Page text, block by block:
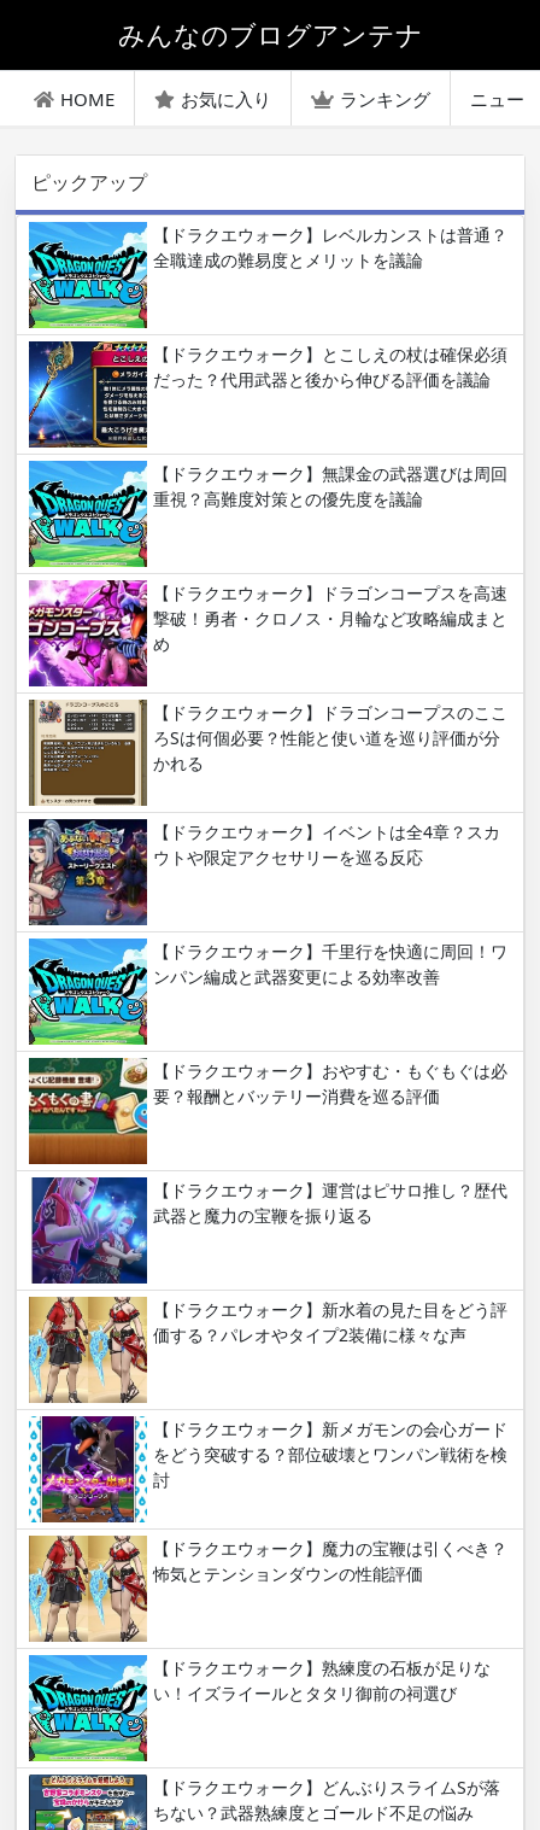
みんなのブログアンテナ
HOME お気に入り ランキング ニュー
ピックアップ
【ドラクエウォーク】レベルカンストは普通？
全職達成の難易度とメリットを議論
【ドラクエウォーク】とこしえの杖は確保必須
だった？代用武器と後から伸びる評価を議論
【ドラクエウォーク】無課金の武器選びは周回
重視？高難度対策との優先度を議論
【ドラクエウォーク】ドラゴンコープスを高速
撃破！勇者・クロノス・月輪など攻略編成まと
め
【ドラクエウォーク】ドラゴンコープスのここ
ろSは何個必要？性能と使い道を巡り評価が分
かれる
【ドラクエウォーク】イベントは全4章？スカ
ウトや限定アクセサリーを巡る反応
【ドラクエウォーク】千里行を快適に周回！ワ
ンパン編成と武器変更による効率改善
【ドラクエウォーク】おやすむ・もぐもぐは必
要？報酬とバッテリー消費を巡る評価
【ドラクエウォーク】運営はピサロ推し？歴代
武器と魔力の宝鞭を振り返る
【ドラクエウォーク】新水着の見た目をどう評
価する？パレオやタイプ2装備に様々な声
【ドラクエウォーク】新メガモンの会心ガード
をどう突破する？部位破壊とワンパン戦術を検
討
【ドラクエウォーク】魔力の宝鞭は引くべき？
怖気とテンションダウンの性能評価
【ドラクエウォーク】熟練度の石板が足りな
い！イズライールとタタリ御前の祠選び
【ドラクエウォーク】どんぶりスライムSが落
ちない？武器熟練度とゴールド不足の悩み